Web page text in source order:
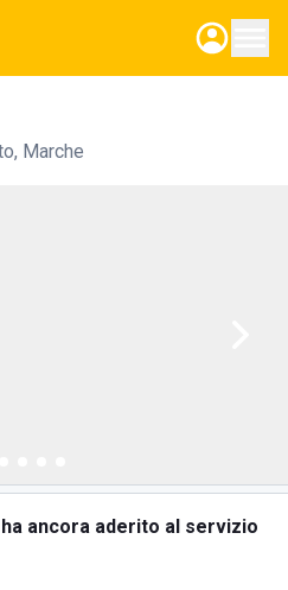
, Marche
ancora aderito al servizio